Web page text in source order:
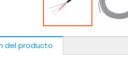
del producto